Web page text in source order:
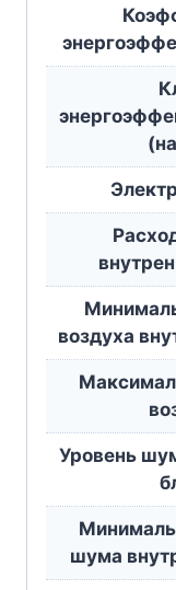
воздуха
Уровень
шума